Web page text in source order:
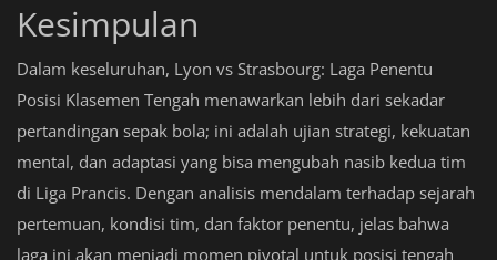
Kesimpulan
Dalam keseluruhan, Lyon vs Strasbourg: Laga Penentu
Posisi Klasemen Tengah menawarkan lebih dari sekadar
pertandingan sepak bola; ini adalah ujian strategi, kekuatan
mental, dan adaptasi yang bisa mengubah nasib kedua tim
di Liga Prancis. Dengan analisis mendalam terhadap sejarah
pertemuan, kondisi tim, dan faktor penentu, jelas bahwa
laga ini akan menjadi momen pivotal untuk posisi tengah